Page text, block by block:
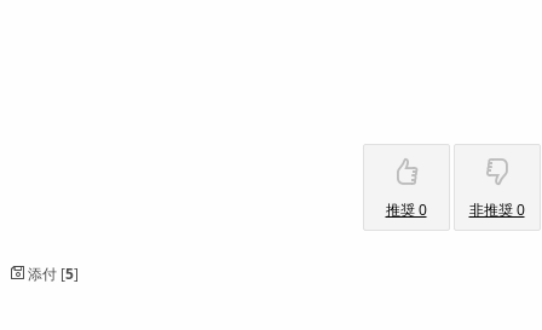
推奨 0 非推奨 0
添付 [5]